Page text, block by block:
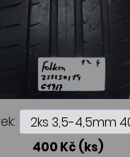
400 Kč (ks)